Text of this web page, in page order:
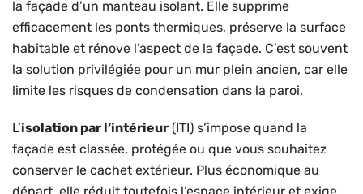
la façade d’un manteau isolant. Elle supprime
efficacement les ponts thermiques, préserve la surface
habitable et rénove l’aspect de la façade. C’est souvent
la solution privilégiée pour un mur plein ancien, car elle
limite les risques de condensation dans la paroi.
L’isolation par l’intérieur (ITI) s’impose quand la
façade est classée, protégée ou que vous souhaitez
conserver le cachet extérieur. Plus économique au